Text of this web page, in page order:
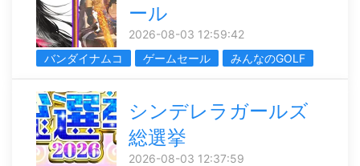
ール
2026-08-03 12:59:42
バンダイナムコ
ゲームセール みんなのGOLF
シンデレラガールズ
総選挙
2026-08-03 12:37:59